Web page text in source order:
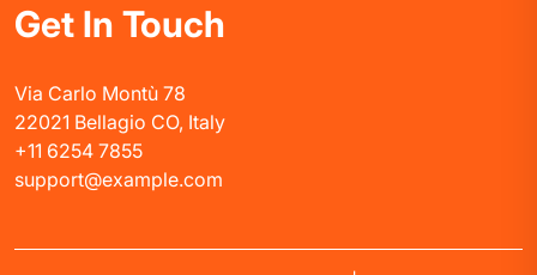
Get In Touch
Via Carlo Montù 78
22021 Bellagio CO, Italy
+11 6254 7855
support@example.com